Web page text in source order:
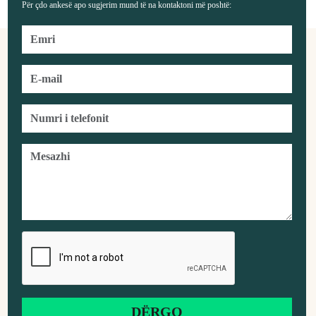
Për çdo ankesë apo sugjerim mund të na kontaktoni më poshtë: